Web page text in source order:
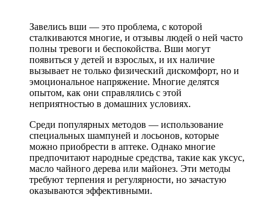
Завелись вши — это проблема, с которой
сталкиваются многие, и отзывы людей о ней часто
полны тревоги и беспокойства. Вши могут
появиться у детей и взрослых, и их наличие
вызывает не только физический дискомфорт, но и
эмоциональное напряжение. Многие делятся
опытом, как они справлялись с этой
неприятностью в домашних условиях.
Среди популярных методов — использование
специальных шампуней и лосьонов, которые
можно приобрести в аптеке. Однако многие
предпочитают народные средства, такие как уксус,
масло чайного дерева или майонез. Эти методы
требуют терпения и регулярности, но зачастую
оказываются эффективными.